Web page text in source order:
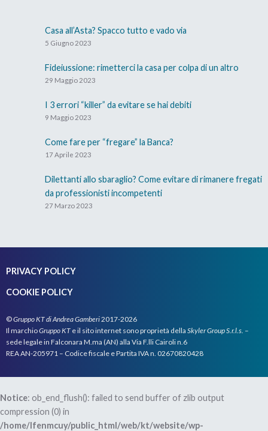
Casa all’Asta? Spacco tutto e vado via
5 Giugno 2023
Fideiussione: rimetterci la casa per colpa di un altro
29 Maggio 2023
I 3 errori “killer” da evitare se hai debiti
9 Maggio 2023
Come fare per “fregare” la Banca?
17 Aprile 2023
Dilettanti allo sbaraglio? Come evitare di rimanere fregati
da professionisti incompetenti
27 Marzo 2023
PRIVACY POLICY
COOKIE POLICY
©Gruppo KT di Andrea Gamberi2017-2026
Il marchioGruppo KT e il sito internet sono proprietà della Skyler Group S.r.l.s. –
sede legale in Falconara M.ma (AN) alla Via F.lli Cairoli n.6
REA AN-205971 – Codice fiscale e Partita IVA n. 02670820428
Notice: ob_end_flush(): failed to send buffer of zlib output
compression (0) in
/home/lfenmcuy/public_html/web/kt/website/wp-